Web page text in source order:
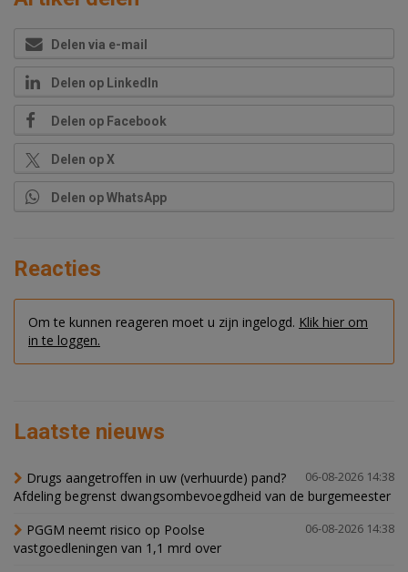
Delen via e-mail
Delen op LinkedIn
Delen op Facebook
Delen op X
Delen op WhatsApp
Reacties
Om te kunnen reageren moet u zijn ingelogd. Klik hier om
in te loggen.
Laatste nieuws
06-08-2026 14:38
Drugs aangetroffen in uw (verhuurde) pand?
Afdeling begrenst dwangsombevoegdheid van de burgemeester
06-08-2026 14:38
PGGM neemt risico op Poolse
vastgoedleningen van 1,1 mrd over